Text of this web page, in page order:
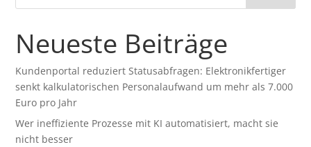
Neueste Beiträge
Kundenportal reduziert Statusabfragen: Elektronikfertiger
senkt kalkulatorischen Personalaufwand um mehr als 7.000
Euro pro Jahr
Wer ineffiziente Prozesse mit KI automatisiert, macht sie
nicht besser